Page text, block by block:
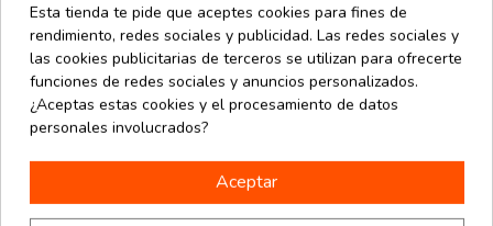
Graduaciones: celebra el final de una etapa como se
merece
Esta tienda te pide que aceptes cookies para fines de
rendimiento, redes sociales y publicidad. Las redes sociales y
las cookies publicitarias de terceros se utilizan para ofrecerte
funciones de redes sociales y anuncios personalizados.
¿Aceptas estas cookies y el procesamiento de datos
personales involucrados?
Aceptar